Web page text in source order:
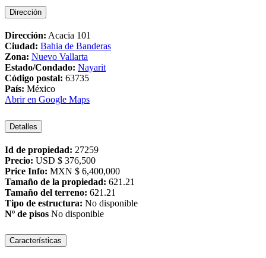
Dirección
Dirección: Acacia 101
Ciudad: Bahia de Banderas
Zona: Nuevo Vallarta
Estado/Condado: Nayarit
Código postal: 63735
País: México
Abrir en Google Maps
Detalles
Id de propiedad: 27259
Precio: USD $ 376,500
Price Info: MXN $ 6,400,000
Tamaño de la propiedad: 621.21
Tamaño del terreno: 621.21
Tipo de estructura: No disponible
Nº de pisos No disponible
Características